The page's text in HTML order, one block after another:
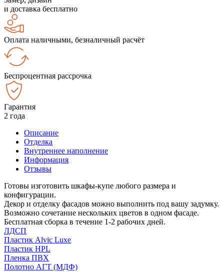
и доставка бесплатно
Оплата наличными, безналичный расчёт
Беспроцентная рассрочка
Гарантия
2 года
Описание
Отделка
Внутреннее наполнение
Информация
Отзывы
Готовы изготовить шкафы-купе любого размера и
конфигурации.
Декор и отделку фасадов можно выполнить под вашу задумку.
Возможно сочетание нескольких цветов в одном фасаде.
Бесплатная сборка в течение 1-2 рабочих дней.
ЛДСП
Пластик Alvic Luxe
Пластик HPL
Пленка ПВХ
Полотно АГТ (МДФ)